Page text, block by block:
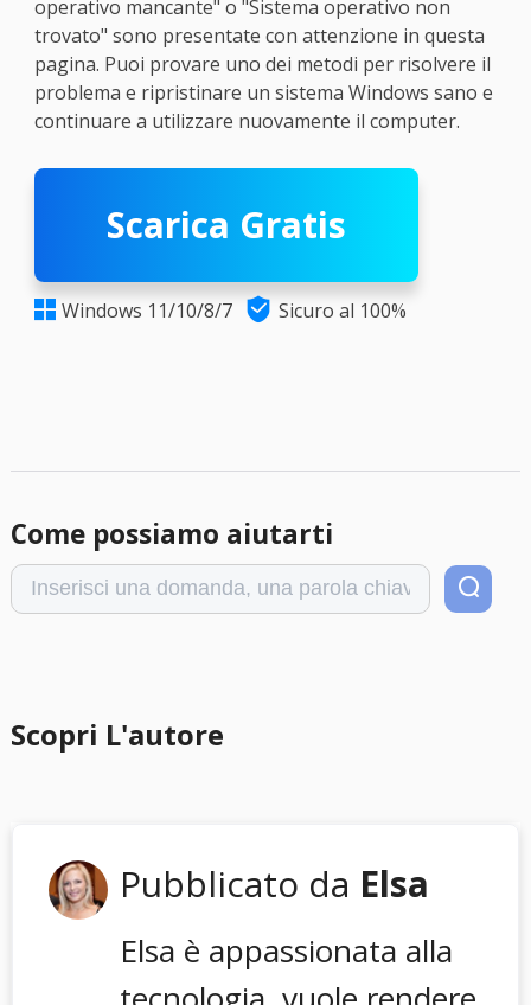
operativo mancante" o "Sistema operativo non
trovato" sono presentate con attenzione in questa
pagina. Puoi provare uno dei metodi per risolvere il
problema e ripristinare un sistema Windows sano e
continuare a utilizzare nuovamente il computer.
Scarica Gratis
 Windows 11/10/8/7  Sicuro al 100%
Come possiamo aiutarti
Scopri L'autore
Pubblicato da Elsa
Elsa è appassionata alla